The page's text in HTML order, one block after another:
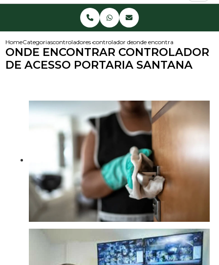
HomeCategoriascontroladores de acessocontrolador de acesso para condominio
onde encontrar controlador
ONDE ENCONTRAR CONTROLADOR
DE ACESSO PORTARIA SANTANA